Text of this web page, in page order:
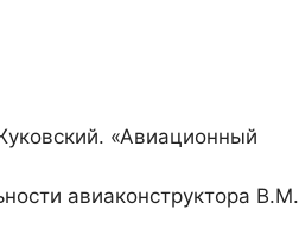
«Авиационный
авиаконструктора В.М.